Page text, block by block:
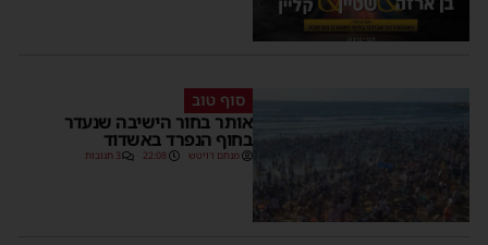
סוף טוב
אותר בחור הישיבה שנעדר
בחוף הנפרד באשדוד
מנחם דויטש 22:08 3 תגובות